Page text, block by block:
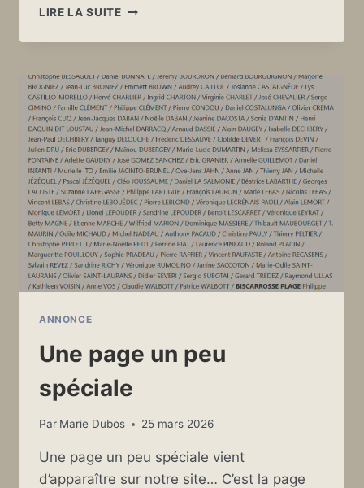
LIRE LA SUITEUNE
INTRIGANTE
BISCARROSSE…
ANNONCE
Une page un peu
spéciale
Par Marie Dubos 25 mars 2026
Une page un peu spéciale vient
d’apparaître sur notre site… C’est la page